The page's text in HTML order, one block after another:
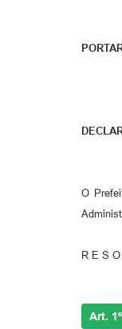
O
R E S
Art. 1º